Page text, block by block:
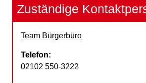
Zuständige
Team Bürgerbüro
Telefon:
02102 550-3222